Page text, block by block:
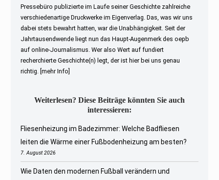
Pressebüro publizierte im Laufe seiner Geschichte zahlreiche
verschiedenartige Druckwerke im Eigenverlag. Das, was wir uns
dabei stets bewahrt hatten, war die Unabhängigkeit. Seit der
Jahrtausendwende liegt nun das Haupt-Augenmerk des oepb
auf online-Journalismus. Wer also Wert auf fundiert
recherchierte Geschichte(n) legt, der ist hier bei uns genau
richtig.
[mehr Info]
Weiterlesen? Diese Beiträge könnten Sie auch
interessieren:
Fliesenheizung im Badezimmer: Welche Badfliesen
leiten die Wärme einer Fußbodenheizung am besten?
7. August 2026
Wie Daten den modernen Fußball verändern und